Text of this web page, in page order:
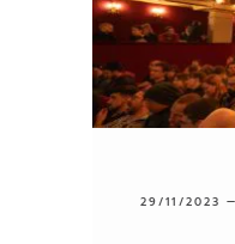
29/11/2023